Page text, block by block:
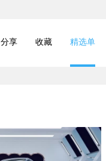
分享 收藏 精选单